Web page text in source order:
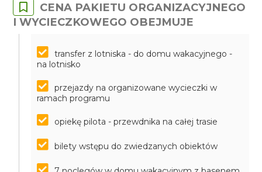
CENA PAKIETU ORGANIZACYJNEGO
I WYCIECZKOWEGO OBEJMUJE
transfer z lotniska - do domu wakacyjnego -
na lotnisko
przejazdy na organizowane wycieczki w
ramach programu
opiekę pilota - przewdnika na całej trasie
bilety wstępu do zwiedzanych obiektów